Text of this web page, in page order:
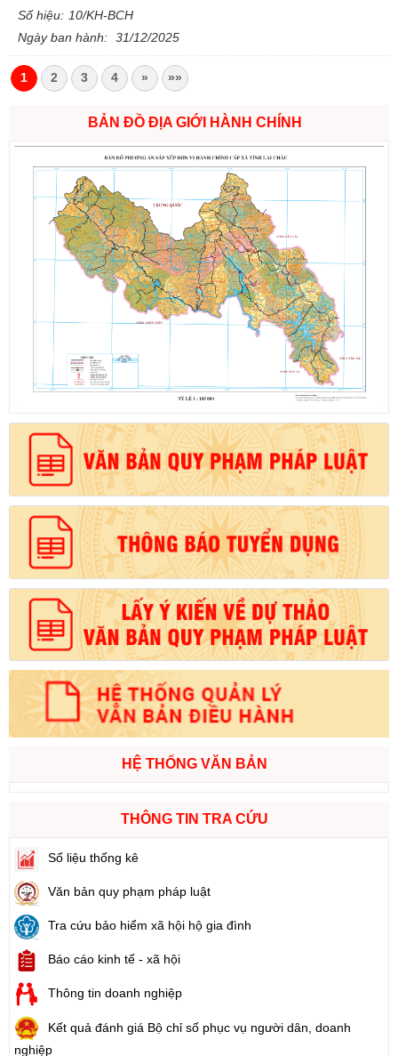
Số hiệu: 10/KH-BCH
Ngày ban hành: 31/12/2025
1 2 3 4 » »»
BẢN ĐỒ ĐỊA GIỚI HÀNH CHÍNH
HỆ THỐNG VĂN BẢN
THÔNG TIN TRA CỨU
Số liệu thống kê
Văn bản quy phạm pháp luật
Tra cứu bảo hiểm xã hội hộ gia đình
Báo cáo kinh tế - xã hội
Thông tin doanh nghiệp
Kết quả đánh giá Bộ chỉ số phục vụ người dân, doanh
nghiệp